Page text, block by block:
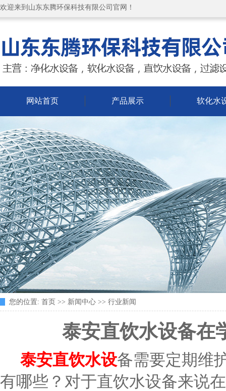
欢迎来到山东东腾环保科技有限公司官网！
网站首页 产品展示 软化水
您的位置: 首页 >> 新闻中心 >> 行业新闻
泰安直饮水设备在
泰安直饮水设备需要定期维
有哪些？对于直饮水设备来说